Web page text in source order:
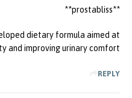
** prostabliss**
dietary formula aimed at
and improving urinary comfort.
REPLY